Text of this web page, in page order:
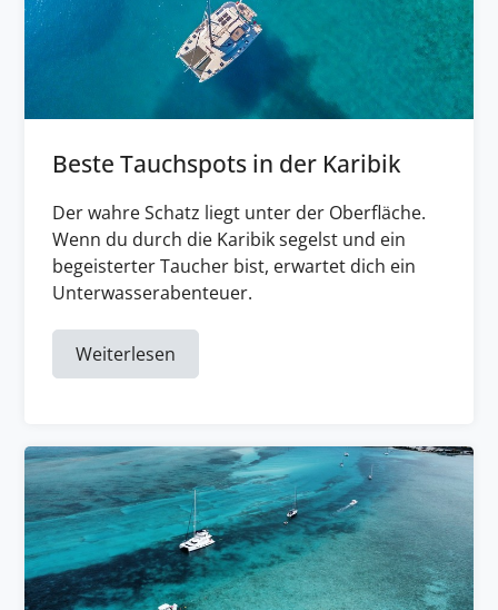
Beste Tauchspots in der Karibik
Der wahre Schatz liegt unter der Oberfläche.
Wenn du durch die Karibik segelst und ein
begeisterter Taucher bist, erwartet dich ein
Unterwasserabenteuer.
Weiterlesen